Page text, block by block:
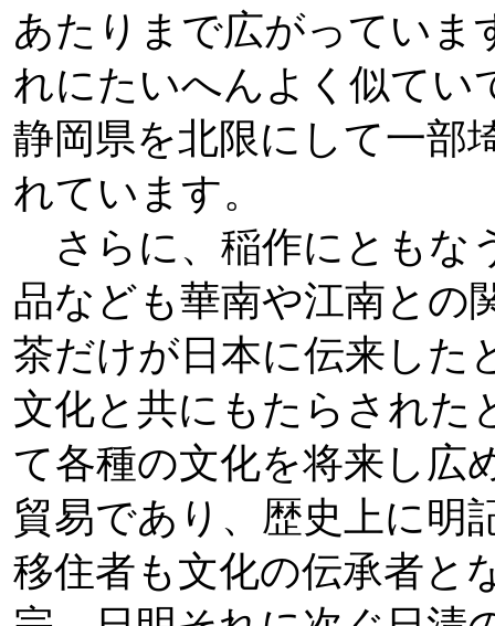
あたりまで広がっていま
れにたいへんよく似てい
静岡県を北限にして一部
れています。
さらに、稲作にともな
品なども華南や江南との
茶だけが日本に伝来した
文化と共にもたらされた
て各種の文化を将来し広
貿易であり、歴史上に明
移住者も文化の伝承者と